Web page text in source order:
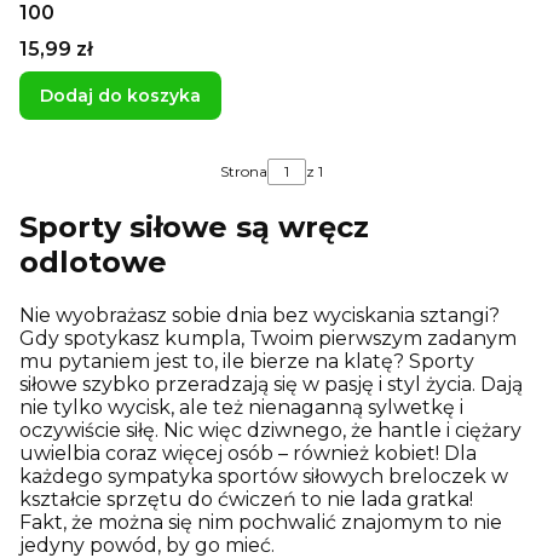
100
Cena
15,99 zł
Dodaj do koszyka
Strona z 1
Sporty siłowe są wręcz
odlotowe
Nie wyobrażasz sobie dnia bez wyciskania sztangi?
Gdy spotykasz kumpla, Twoim pierwszym zadanym
mu pytaniem jest to, ile bierze na klatę? Sporty
siłowe szybko przeradzają się w pasję i styl życia. Dają
nie tylko wycisk, ale też nienaganną sylwetkę i
oczywiście siłę. Nic więc dziwnego, że hantle i ciężary
uwielbia coraz więcej osób – również kobiet! Dla
każdego sympatyka sportów siłowych breloczek w
kształcie sprzętu do ćwiczeń to nie lada gratka!
Fakt, że można się nim pochwalić znajomym to nie
jedyny powód, by go mieć.